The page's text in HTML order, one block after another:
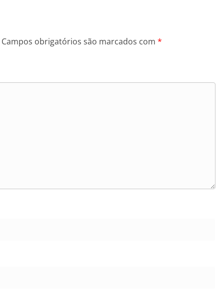
Campos obrigatórios são marcados com *